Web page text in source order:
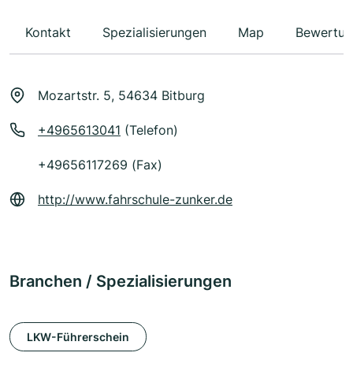
Kontakt Spezialisierungen Map
Mozartstr. 5, 54634 Bitburg
+4965613041 (Telefon)
+49656117269 (Fax)
http://www.fahrschule-zunker.de
Branchen / Spezialisierungen
LKW-Führerschein